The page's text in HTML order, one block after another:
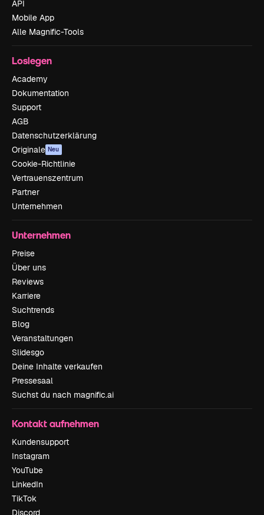
API
Mobile App
Alle Magnific-Tools
Loslegen
Academy
Dokumentation
Support
AGB
Datenschutzerklärung
Originale Neu
Cookie-Richtlinie
Vertrauenszentrum
Partner
Unternehmen
Unternehmen
Preise
Über uns
Reviews
Karriere
Suchtrends
Blog
Veranstaltungen
Slidesgo
Deine Inhalte verkaufen
Pressesaal
Suchst du nach magnific.ai
Kontakt aufnehmen
Kundensupport
Instagram
YouTube
LinkedIn
TikTok
Discord